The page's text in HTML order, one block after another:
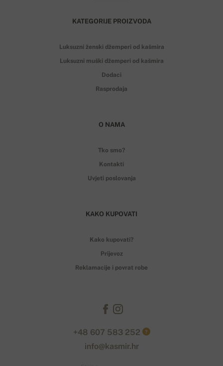
KATEGORIJE PROIZVODA
Luksuzni ženski džemperi od kašmira
Luksuzni muški džemperi od kašmira
Dodaci
Rasprodaja
O NAMA
Tko smo?
Kontakti
Uvjeti poslovanja
KAKO KUPOVATI
Kako kupovati?
Prijevoz
Reklamacije i povrat robe
+48 607 583 252 ?
info@kasmir.hr